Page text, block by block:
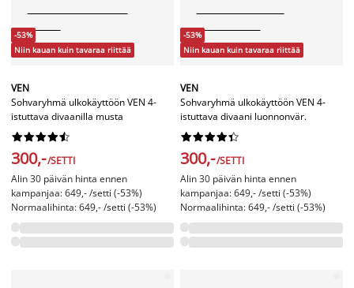
-53%
Niin kauan kuin tavaraa riittää
VEN
Sohvaryhmä ulkokäyttöön VEN 4-
istuttava divaanilla musta






300,-/SETTI
Alin 30 päivän hinta ennen
kampanjaa: 649,- /setti (-53%)
Normaalihinta: 649,- /setti (-53%)
-53%
Niin kauan kuin tavaraa riittää
VEN
Sohvaryhmä ulkokäyttöön VEN 4-
istuttava divaani luonnonvär.






300,-/SETTI
Alin 30 päivän hinta ennen
kampanjaa: 649,- /setti (-53%)
Normaalihinta: 649,- /setti (-53%)